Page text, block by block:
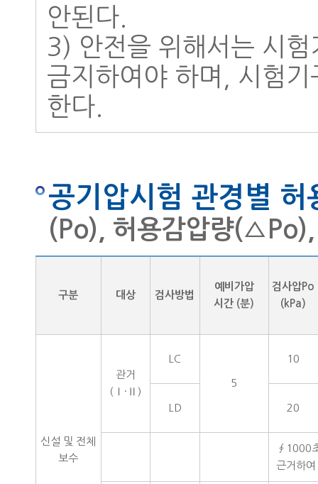
안된다.
3) 안전을 위해서는 시
금지하여야 하며, 시험
한다.
공기압시험 관경별 허
(Po), 허용감압량
구분 대상 검사방법
예비가압
시간 (분)
검사압Po
(kPa)
신설 및 전체
보수
관거
(Ⅰ·Ⅱ)
LC
5
10
LD 20
∮1000
근거하